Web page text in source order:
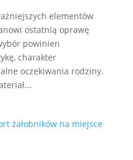
elementów
ostatnią oprawę
powinien
charakter
oczekiwania rodziny.